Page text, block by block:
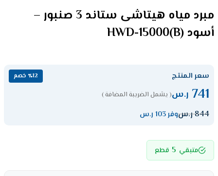
مبرد مياه هيتاشى ستاند 3 صنبور –
أسود HWD-15000(B)
سعر المنتج ٪12 خصم
741 ر.س( يشمل الضريبة المضافة )
844ر.سوفر 103 ر.س
متبقي 5 قطع